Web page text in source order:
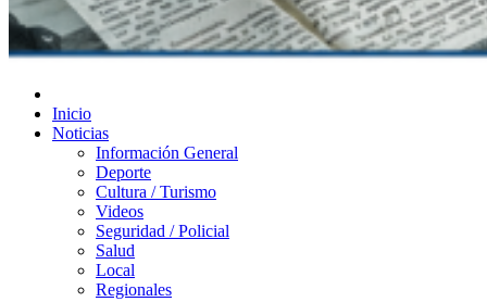
Diario de Las Varillas
Inicio
Noticias
Información General
Deporte
Cultura / Turismo
Videos
Seguridad / Policial
Salud
Local
Regionales